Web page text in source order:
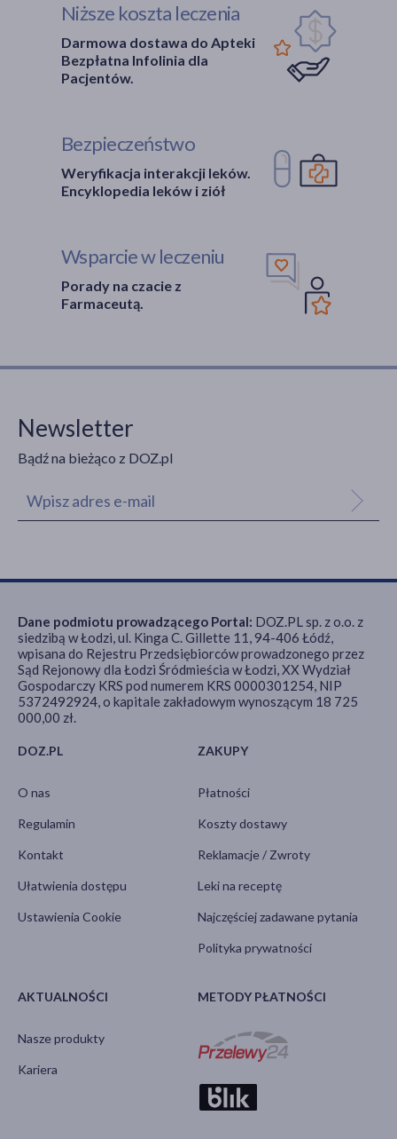
Główne składniki
minoksydyl(2)
Część ciała
włosy (2)
skóra (1)
na dzień(2)
na noc(2)
Niższe koszta leczenia
Darmowa dostawa do Apteki
Bezpłatna Infolinia dla
Pacjentów.
Bezpieczeństwo
Weryfikacja interakcji leków.
Encyklopedia leków i ziół
Wsparcie w leczeniu
Porady na czacie z
Farmaceutą.
Newsletter
Bądź na bieżąco z DOZ.pl
DOZ.PL
O nas
Regulamin
Kontakt
Ułatwienia dostępu
Ustawienia Cookie
ZAKUPY
Płatności
Koszty dostawy
Reklamacje / Zwroty
Leki na receptę
Najczęściej zadawane pytania
Polityka prywatności
AKTUALNOŚCI
Nasze produkty
Kariera
METODY PŁATNOŚCI
Dane podmiotu prowadzącego Portal: DOZ.PL sp. z o.o. z
siedzibą w Łodzi, ul. Kinga C. Gillette 11, 94-406 Łódź,
wpisana do Rejestru Przedsiębiorców prowadzonego przez
Sąd Rejonowy dla Łodzi Śródmieścia w Łodzi, XX Wydział
Gospodarczy KRS pod numerem KRS 0000301254, NIP
5372492924, o kapitale zakładowym wynoszącym 18 725
000,00 zł.